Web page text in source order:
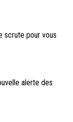
scrute pour vous
alerte des